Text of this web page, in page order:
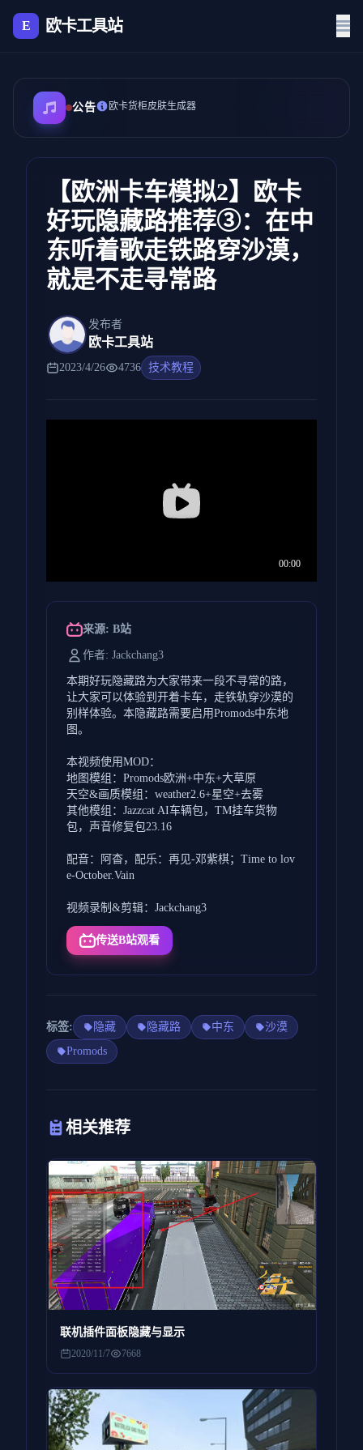
E 欧卡工具站
公告 欧卡货柜皮肤生成器
【欧洲卡车模拟2】欧卡
好玩隐藏路推荐③：在中
东听着歌走铁路穿沙漠，
就是不走寻常路
发布者
欧卡工具站
2023/4/26 4736 技术教程
来源: B站
作者: Jackchang3
本期好玩隐藏路为大家带来一段不寻常的路，
让大家可以体验到开着卡车，走铁轨穿沙漠的
别样体验。本隐藏路需要启用Promods中东地
图。
本视频使用MOD：
地图模组：Promods欧洲+中东+大草原
天空&画质模组：weather2.6+星空+去雾
其他模组：Jazzcat AI车辆包，TM挂车货物
包，声音修复包23.16
配音：阿杳，配乐：再见-邓紫棋；Time to lov
e-October.Vain
视频录制&剪辑：Jackchang3
传送B站观看
标签: 隐藏 隐藏路 中东
沙漠
Promods
相关推荐
联机插件面板隐藏与显示
2020/11/7 7668